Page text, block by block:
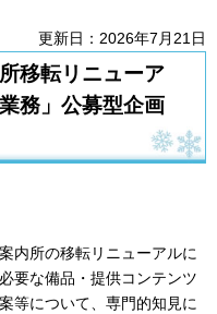
更新日：2026年7月21日
移転リニューア
務」公募型企画
内所の移転リニューアルに
要な備品・提供コンテンツ
等について、専門的知見に